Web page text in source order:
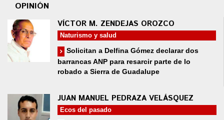
OPINIÓN
VÍCTOR M. ZENDEJAS OROZCO
Naturismo y salud
Solicitan a Delfina Gómez declarar dos
barrancas ANP para resarcir parte de lo
robado a Sierra de Guadalupe
JUAN MANUEL PEDRAZA VELÁSQUEZ
Ecos del pasado